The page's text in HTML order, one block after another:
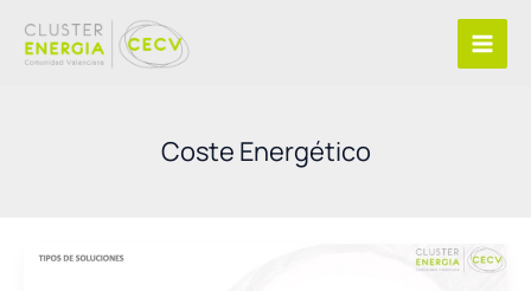
contenido
Coste Energético